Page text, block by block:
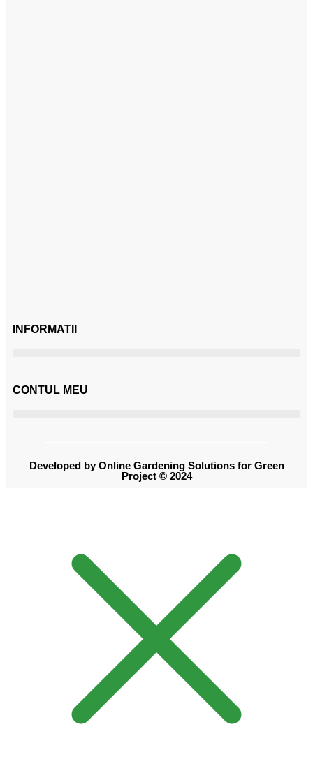
INFORMATII
CONTUL MEU
Developed by Online Gardening Solutions for Green
Project © 2024